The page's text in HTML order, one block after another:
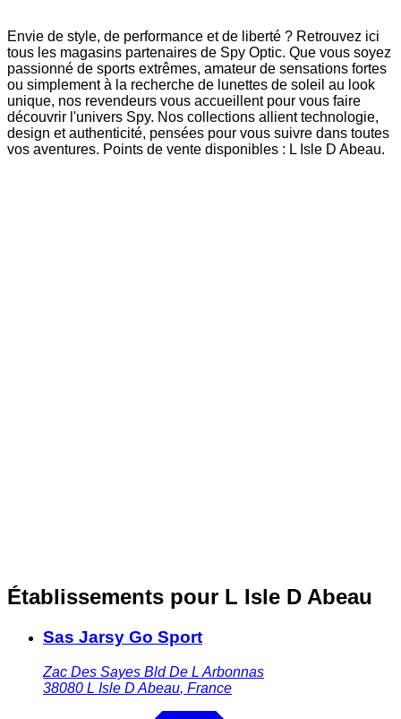
Envie de style, de performance et de liberté ? Retrouvez ici
tous les magasins partenaires de Spy Optic. Que vous soyez
passionné de sports extrêmes, amateur de sensations fortes
ou simplement à la recherche de lunettes de soleil au look
unique, nos revendeurs vous accueillent pour vous faire
découvrir l'univers Spy. Nos collections allient technologie,
design et authenticité, pensées pour vous suivre dans toutes
vos aventures. Points de vente disponibles : L Isle D Abeau.
Établissements pour L Isle D Abeau
Sas Jarsy Go Sport
Zac Des Sayes Bld De L Arbonnas
38080 L Isle D Abeau, France